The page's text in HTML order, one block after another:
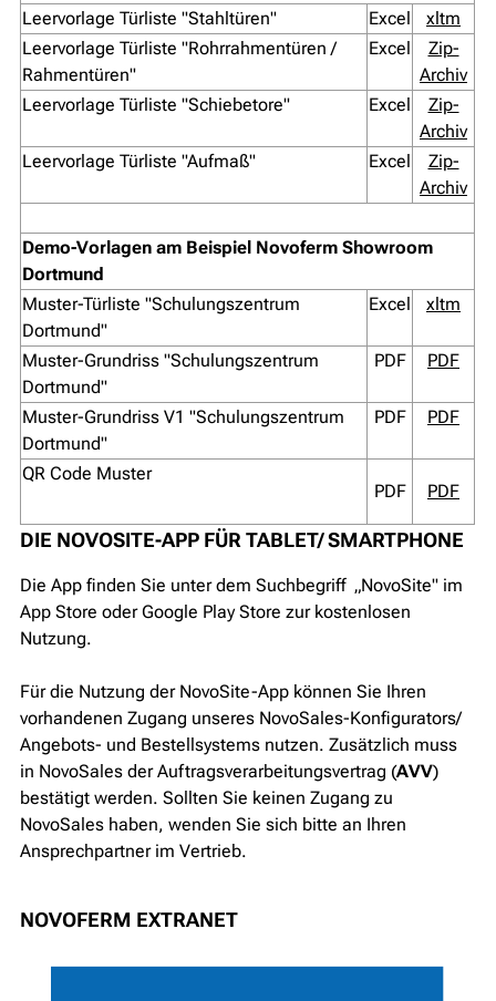
Leervorlage Türliste "Stahltüren" Excel
xltm
Leervorlage Türliste "Rohrrahmentüren /
Rahmentüren"
Excel
Zip-
Archiv
Leervorlage Türliste "Schiebetore"
Excel
Zip-
Archiv
Leervorlage Türliste "Aufmaß"
Excel
Zip-
Archiv
Demo-Vorlagen am Beispiel Novoferm Showroom
Dortmund
Muster-Türliste "Schulungszentrum
Dortmund"
Excel xltm
Muster-Grundriss "Schulungszentrum
Dortmund"
PDF PDF
Muster-Grundriss V1 "Schulungszentrum
Dortmund"
PDF PDF
QR Code Muster
PDF
PDF
DIE NOVOSITE-APP FÜR TABLET/ SMARTPHONE
Die App finden Sie unter dem Suchbegriff „NovoSite" im
App Store oder Google Play Store zur kostenlosen
Nutzung.
Für die Nutzung der NovoSite-App können Sie Ihren
vorhandenen Zugang unseres NovoSales-Konfigurators/
Angebots- und Bestellsystems nutzen. Zusätzlich muss
in NovoSales der Auftragsverarbeitungsvertrag (AVV)
bestätigt werden. Sollten Sie keinen Zugang zu
NovoSales haben, wenden Sie sich bitte an Ihren
Ansprechpartner im Vertrieb.
NOVOFERM EXTRANET